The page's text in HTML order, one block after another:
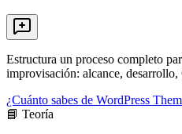
Estructura un proceso completo
improvisación: alcance,
¿Cuánto sabes de WordPress
📘 Teoría